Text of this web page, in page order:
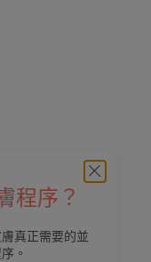
程序？
真正需要的並
。